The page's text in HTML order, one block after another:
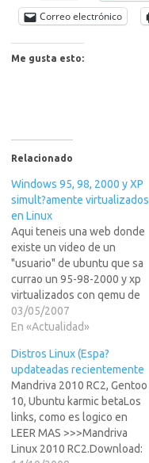
Correo electrónico
Me gusta esto:
Relacionado
Windows 95, 98, 2000 y XP
simult?amente virtualizados
en Linux
Aqui teneis una web donde
existe un video de un
"usuario" de ubuntu que sa
currao un 95-98-2000 y xp
virtualizados con qemu de
Linux. Y pa flipar !! encima los
mete en el "aero" que lleva
video en LEER MAS >>> y…
03/05/2007
En «Actualidad»
Distros Linux (Espa?
updateadas recientemente
Mandriva 2010 RC2, Gentoo
10, Ubuntu karmic betaLos
links, como es logico en
LEER MAS >>>Mandriva
Linux 2010 RC2.Download: